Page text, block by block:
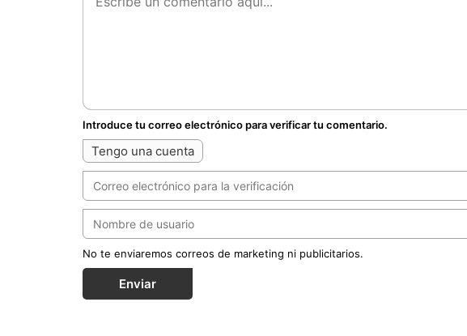
Introduce tu correo electrónico para verificar tu comentario.
Tengo una cuenta
No te enviaremos correos de marketing ni publicitarios.
Enviar